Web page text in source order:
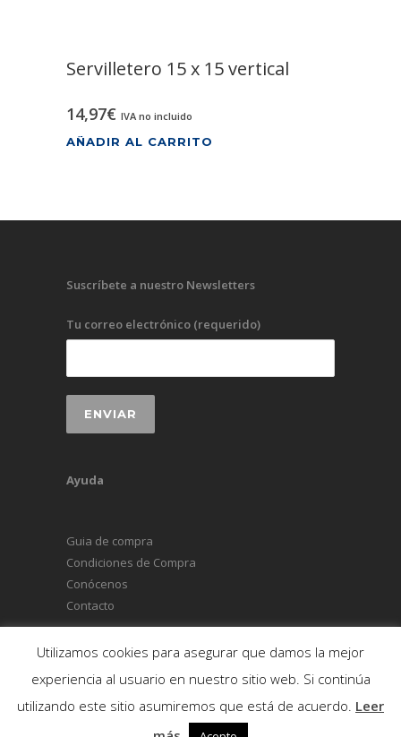
Servilletero 15 x 15 vertical
14,97€ IVA no incluido
AÑADIR AL CARRITO
Suscríbete a nuestro Newsletters
Tu correo electrónico (requerido)
Ayuda
Guia de compra
Condiciones de Compra
Conócenos
Contacto
Utilizamos cookies para asegurar que damos la mejor
experiencia al usuario en nuestro sitio web. Si continúa
utilizando este sitio asumiremos que está de acuerdo.